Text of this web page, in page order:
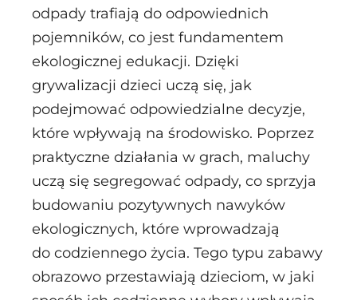
odpady trafiają do odpowiednich
pojemników, co jest fundamentem
ekologicznej edukacji. Dzięki
grywalizacji dzieci uczą się, jak
podejmować odpowiedzialne decyzje,
które wpływają na środowisko. Poprzez
praktyczne działania w grach, maluchy
uczą się segregować odpady, co sprzyja
budowaniu pozytywnych nawyków
ekologicznych, które wprowadzają
do codziennego życia. Tego typu zabawy
obrazowo przestawiają dzieciom, w jaki